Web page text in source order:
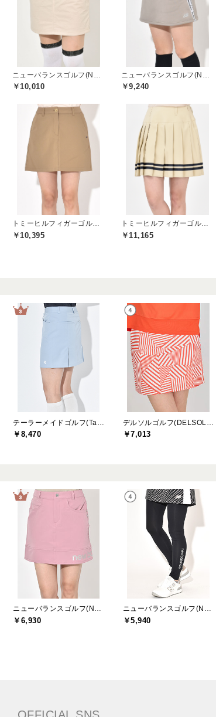
￥10,010 ￥9,240
￥10,395 ￥11,165
￥8,470 ￥7,013
ニューバランスゴルフ(New Balance Golf)
￥6,930
ニューバランスゴルフ(New Balance Golf)
￥5,940